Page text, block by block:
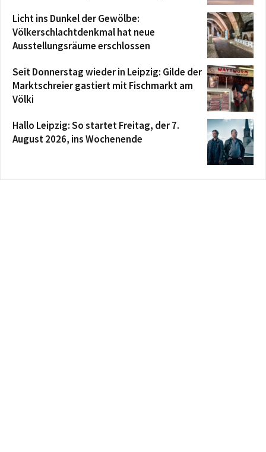
Licht ins Dunkel der Gewölbe:
Völkerschlachtdenkmal hat neue
Ausstellungsräume erschlossen
Seit Donnerstag wieder in Leipzig: Gilde der
Marktschreier gastiert mit Fischmarkt am
Völki
Hallo Leipzig: So startet Freitag, der 7.
August 2026, ins Wochenende